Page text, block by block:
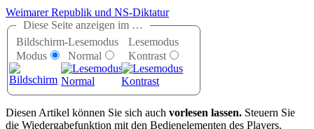
Weimarer Republik und NS-Diktatur
Diese Seite anzeigen im …
Bildschirm-
Modus
Lesemodus
Normal
Lesemodus
Kontrast
Diesen Artikel können Sie sich auch vorlesen lassen. Steuern Sie
die Wiedergabefunktion mit den Bedienelementen des Players.